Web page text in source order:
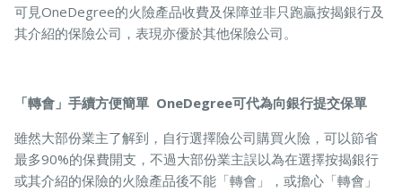
可見OneDegree的火險產品收費及保障並非只跑贏按揭銀行及
其介紹的保險公司，表現亦優於其他保險公司。
「轉會」手續方便簡單 OneDegree可代為向銀行提交保單
雖然大部份業主了解到，自行選擇險公司購買火險，可以節省
最多90%的保費開支，不過大部份業主誤以為在選擇按揭銀行
或其介紹的保險的火險產品後不能「轉會」，或擔心「轉會」